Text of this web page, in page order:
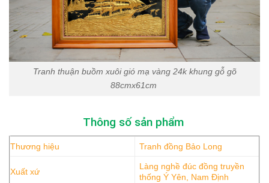
Tranh thuận buồm xuôi gió mạ vàng 24k khung gỗ gõ
88cmx61cm
Thông số sản phẩm
Thương hiệu Tranh đồng Bảo Long
Xuất xứ
Làng nghề đúc đồng truyền
thống Ý Yên, Nam Định